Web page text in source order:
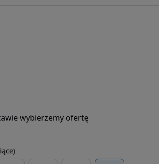
wybierzemy ofertę